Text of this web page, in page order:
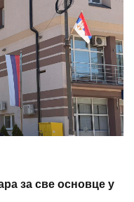
за све основце у